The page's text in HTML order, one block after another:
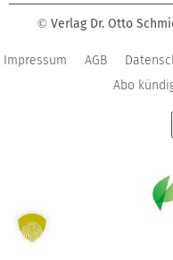
© Verlag Dr. Otto
Impressum AGB
Abo